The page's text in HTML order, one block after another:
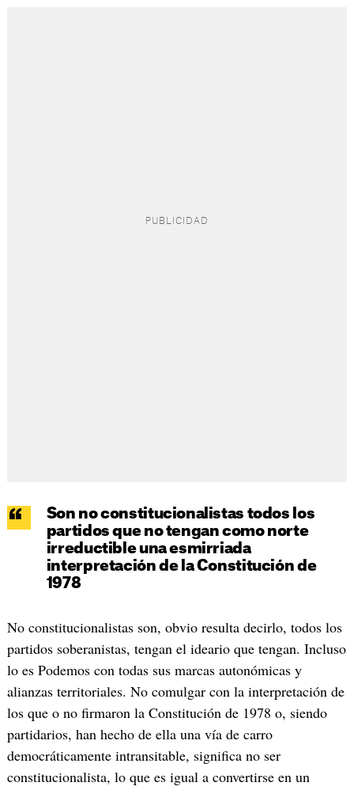
Son no constitucionalistas todos los
partidos que no tengan como norte
irreductible una esmirriada
interpretación de la Constitución de
1978
No constitucionalistas son, obvio resulta decirlo, todos los
partidos soberanistas, tengan el ideario que tengan. Incluso
lo es Podemos con todas sus marcas autonómicas y
alianzas territoriales. No comulgar con la interpretación de
los que o no firmaron la Constitución de 1978 o, siendo
partidarios, han hecho de ella una vía de carro
democráticamente intransitable, significa no ser
constitucionalista, lo que es igual a convertirse en un